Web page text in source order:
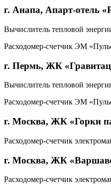
г. Анапа, Апарт-отель
Вычислитель тепловой
Расходомер-счетчик ЭМ
г. Пермь, ЖК
Вычислитель тепловой
Расходомер-счетчик ЭМ
г. Москва, ЖК «Горки
Расходомер-счетчик
г. Москва, ЖК
Расходомер-счетчик